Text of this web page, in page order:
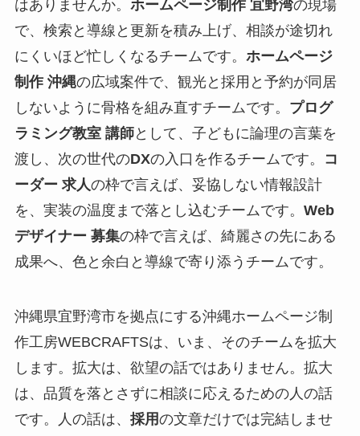
はありませんか。 ホームページ制作 宜野湾の現場
で、検索と導線と更新を積み上げ、相談が途切れ
にくいほど忙しくなるチームです。 ホームページ
制作 沖縄の広域案件で、観光と採用と予約が同居
しないように骨格を組み直すチームです。 プログ
ラミング教室 講師として、子どもに論理の言葉を
渡し、次の世代のDXの入口を作るチームです。
コ
ーダー 求人の枠で言えば、妥協しない情報設計
を、実装の温度まで落とし込むチームです。 Web
デザイナー 募集の枠で言えば、綺麗さの先にある
成果へ、色と余白と導線で寄り添うチームです。
沖縄県宜野湾市を拠点にする沖縄ホームページ制
作工房WEBCRAFTSは、いま、そのチームを拡大
します。拡大は、欲望の話ではありません。拡大
は、品質を落とさずに相談に応えるための人の話
です。人の話は、 採用の文章だけでは完結しませ